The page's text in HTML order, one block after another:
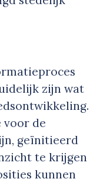
zijn wat
voor de
geïnitieerd
te krijgen
kunnen